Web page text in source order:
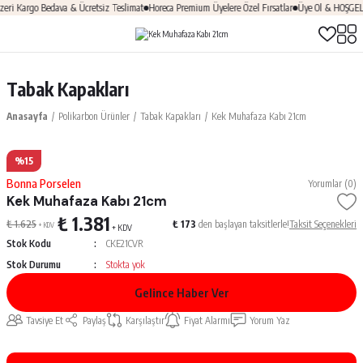
Bedava & Ücretsiz Teslimat Horeca Premium Üyelere Özel Fırsatlar Üye Ol &
Tabak Kapakları
Anasayfa Polikarbon Ürünler Tabak Kapakları Kek Muhafaza Kabı 21cm
%15
Bonna Porselen Yorumlar (0)
Kek Muhafaza Kabı 21cm
₺ 1.625 + KDV ₺ 1.381 + KDV ₺ 173 den başlayan taksitlerle!Taksit Seçenekleri
Stok Kodu
CKE21CVR
Stok Durumu
Stokta yok
Gelince Haber Ver
Tavsiye Et Paylaş Karşılaştır Fiyat Alarmı Yorum Yaz